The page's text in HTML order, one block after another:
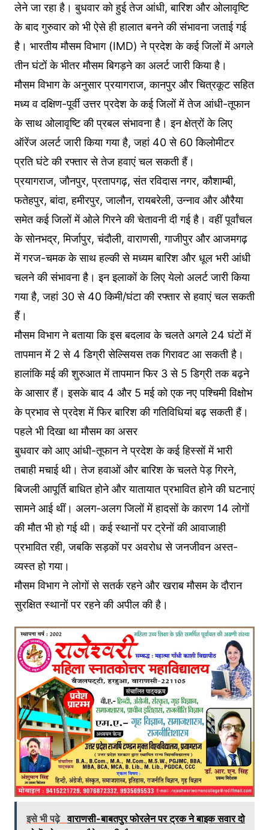
लेने जा रहा है। बुधवार को हुई तेज आंधी, बारिश और ओलावृष्टि
के बाद गुरुवार को भी ऐसे ही हालात बनने की संभावना जताई गई
है। भारतीय मौसम विभाग (IMD) ने प्रदेश के कई जिलों में अगले
तीन घंटों के भीतर मौसम बिगड़ने का अलर्ट जारी किया है।
मौसम विभाग के अनुसार प्रयागराज, कानपुर और चित्रकूट सहित
मध्य व दक्षिण-पूर्वी उत्तर प्रदेश के कई जिलों में तेज आंधी-तूफान
के साथ ओलावृष्टि की प्रबल संभावना है। इन क्षेत्रों के लिए
ऑरेंज अलर्ट जारी किया गया है, जहां 40 से 60 किलोमीटर
प्रति घंटे की रफ्तार से तेज हवाएं चल सकती हैं।
प्रयागराज, जौनपुर, प्रतापगढ़, संत रविदास नगर, कौशाम्बी,
फतेहपुर, बांदा, हमीरपुर, जालौन, रायबरेली, उन्नाव और औरैया
समेत कई जिलों में ओले गिरने की चेतावनी दी गई है। वहीं पूर्वांचल
के सोनभद्र, मिर्जापुर, चंदौली, वाराणसी, गाजीपुर और आजमगढ़
में गरज-चमक के साथ हल्की से मध्यम बारिश और धूल भरी आंधी
चलने की संभावना है। इन इलाकों के लिए येलो अलर्ट जारी किया
गया है, जहां 30 से 40 किमी/घंटा की रफ्तार से हवाएं चल सकती
हैं।
मौसम विभाग ने बताया कि इस बदलाव के चलते अगले 24 घंटों में
तापमान में 2 से 4 डिग्री सेल्सियस तक गिरावट आ सकती है।
हालांकि मई की शुरुआत में तापमान फिर 3 से 5 डिग्री तक बढ़ने
के आसार हैं। इसके बाद 4 और 5 मई को एक नए पश्चिमी विक्षोभ
के प्रभाव से प्रदेश में फिर बारिश की गतिविधियां बढ़ सकती हैं।
पहले भी दिखा था मौसम का असर
बुधवार को आए आंधी-तूफान ने प्रदेश के कई हिस्सों में भारी
तबाही मचाई थी। तेज हवाओं और बारिश के चलते पेड़ गिरने,
बिजली आपूर्ति बाधित होने और यातायात प्रभावित होने की घटनाएं
सामने आई थीं। अलग-अलग जिलों में हादसों के कारण 14 लोगों
की मौत भी हो गई थी। कई स्थानों पर ट्रेनों की आवाजाही
प्रभावित रही, जबकि सड़कों पर अवरोध से जनजीवन अस्त-
व्यस्त हो गया।
मौसम विभाग ने लोगों से सतर्क रहने और खराब मौसम के दौरान
सुरक्षित स्थानों पर रहने की अपील की है।
इसे भी पढ़े वाराणसी-बाबतपुर फोरलेन पर ट्रक ने बाइक सवार दो